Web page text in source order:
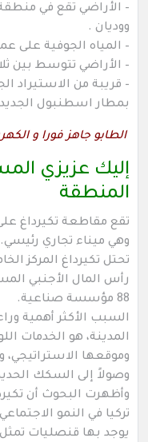
– الأراضي تقع في
ووديان .
– المياه الجوفية على عمق ١٥
– الأراضي تتوسط بين
– قريبة من الاستيراد
بمطار اسطنبول الجديد
الطابو جاهز فورا و
إليك عزيزي
المنطقة
تقع مقاطعة تكيرداغ
وهي ميناء تجاري رئيسي.
رأس المال الأجنبي
88 مؤسسة صناعية.
السبب الأكثر أهمية
المدينة، هو الخدمات
وموقعها الاستراتيجي،
وصولاً إلى السكك
وأظهرت البحوث أن
تركيا في النمو
يوجد بها قنصليات تمثل